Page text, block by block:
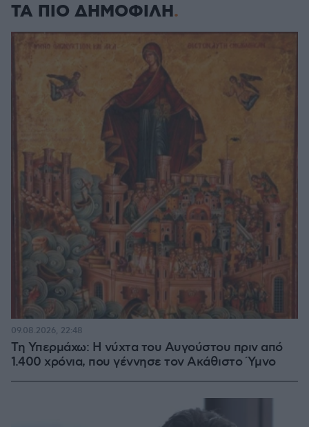
ΤΑ ΠΙΟ ΔΗΜΟΦΙΛΗ
Τη Υπερμάχω: Η νύχτα του Αυγούστου πριν από
1.400 χρόνια, που γέννησε τον Ακάθιστο Ύμνο
09.08.2026, 22:48